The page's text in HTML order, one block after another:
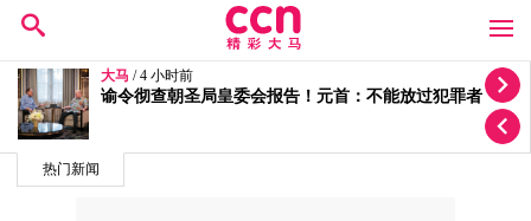
热门新闻
大马 / 4 小时前
谕令彻查朝圣局皇委会报告！元首：不能放过犯罪者